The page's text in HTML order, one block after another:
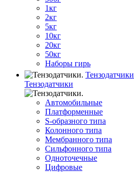
1кг
2кг
5кг
10кг
20кг
50кг
Наборы гирь
Тензодатчики
Тензодатчики
Автомобильные
Платформенные
S-образного типа
Колонного типа
Мембранного типа
Сильфонного типа
Одноточечные
Цифровые